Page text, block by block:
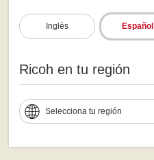
Inglés Español
Ricoh en tu región
Selecciona tu región